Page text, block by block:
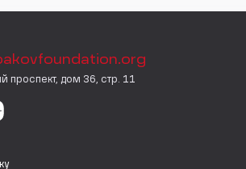
проспект, дом 36, стр. 11